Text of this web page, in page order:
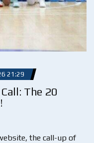
21:29
The 20
the call-up of